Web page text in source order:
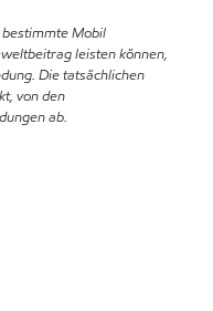
Mobil
leisten können,
Die tatsächlichen
von den
ab.